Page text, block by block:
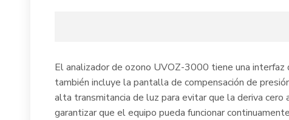
El analizador de ozono UVOZ-3000 tiene una
también incluye la pantalla de compensación de
alta transmitancia de luz para evitar que la deriva
garantizar que el equipo pueda funcionar